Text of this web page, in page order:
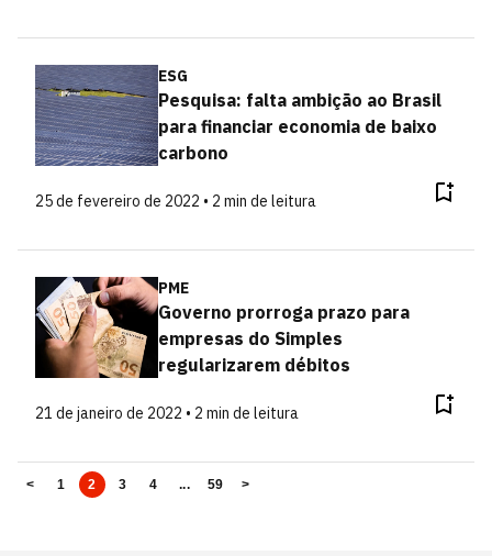
ESG
Pesquisa: falta ambição ao Brasil
para financiar economia de baixo
carbono
25 de fevereiro de 2022 • 2 min de leitura
PME
Governo prorroga prazo para
empresas do Simples
regularizarem débitos
21 de janeiro de 2022 • 2 min de leitura
< 1 2 3 4 ... 59 >